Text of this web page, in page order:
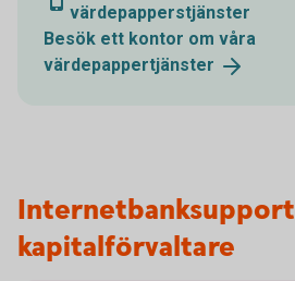
värdepapperstjänster
Besök ett kontor om våra
värdepappertjänster
kapitalförvaltare